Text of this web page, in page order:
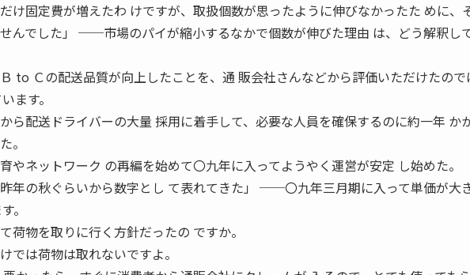
け固定費が増えたわ けですが、取扱個数が思ったように伸びなかったた めに、
んでした」 ──市場のパイが縮小するなかで個数が伸びた理由 は、どう解釈し
to Ｃの配送品質が向上したことを、通 販会社さんなどから評価いただけたので
ます。
ら配送ドライバーの大量 採用に着手して、必要な人員を確保するのに約一年 か
。
やネットワーク の再編を始めて〇九年に入ってようやく運営が安定 し始めた。
年の秋ぐらいから数字とし て表れてきた」 ──〇九年三月期に入って単価が大
。
荷物を取りに行く方針だったの ですか。
では荷物は取れないですよ。